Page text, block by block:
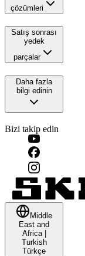
çözümleri
Satış sonrası
yedek
parçalar
Daha fazla
bilgi edinin
Bizi takip edin
Middle
East and
Africa|
Turkish
Türkçe